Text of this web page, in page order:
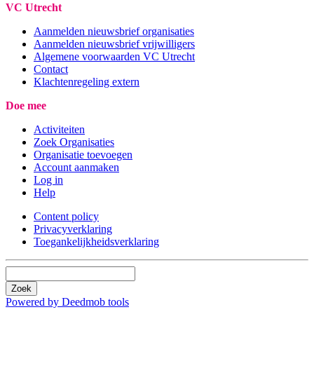
VC Utrecht
Aanmelden nieuwsbrief organisaties
Aanmelden nieuwsbrief vrijwilligers
Algemene voorwaarden VC Utrecht
Contact
Klachtenregeling extern
Doe mee
Activiteiten
Zoek Organisaties
Organisatie toevoegen
Account aanmaken
Log in
Help
Content policy
Privacyverklaring
Toegankelijkheidsverklaring
Zoek
Powered by Deedmob tools